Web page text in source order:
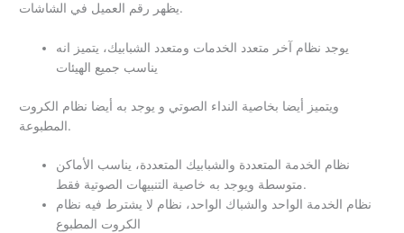
يظهر رقم العميل في الشاشات.
يوجد نظام آخر متعدد الخدمات ومتعدد الشبابيك، يتميز انه
يناسب جميع الهيئات
ويتميز أيضا بخاصية النداء الصوتي و يوجد به أيضا نظام الكروت
المطبوعة.
نظام الخدمة المتعددة والشبابيك المتعددة، يناسب الأماكن
متوسطة ويوجد به خاصية التنبيهات الصوتية فقط.
نظام الخدمة الواحد والشباك الواحد، نظام لا يشترط فيه نظام
الكروت المطبوع